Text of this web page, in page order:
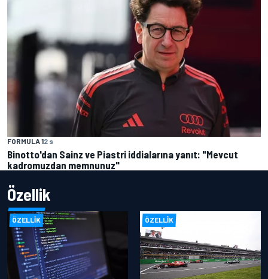
FORMULA 12 s
Binotto'dan Sainz ve Piastri iddialarına yanıt: "Mevcut
kadromuzdan memnunuz"
Özellik
ÖZELLIK ÖZELLIK